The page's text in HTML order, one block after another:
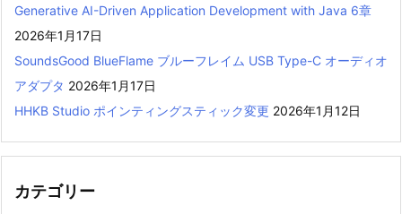
Generative AI-Driven Application Development with Java 6章
2026年1月17日
SoundsGood BlueFlame ブルーフレイム USB Type-C オーディオ
アダプタ 2026年1月17日
HHKB Studio ポインティングスティック変更 2026年1月12日
カテゴリー